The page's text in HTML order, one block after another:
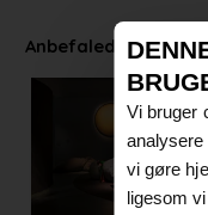
Anbefalede artikler
Vi bruger
vi gøre
ligesom